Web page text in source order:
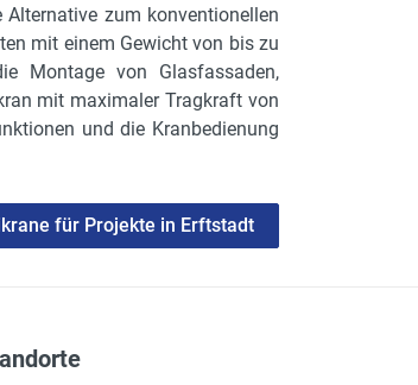
zum konventionellen
mit einem Gewicht von bis zu
Montage von Glasfassaden,
mit maximaler Tragkraft von
und die Kranbedienung
für Projekte in Erftstadt